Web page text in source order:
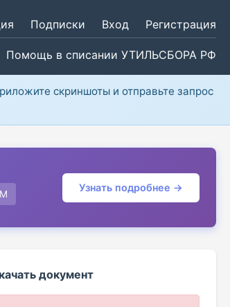
Подписки Вход Регистрация
Помощь в списании УТИЛЬСБОРА РФ
скриншоты и отправьте запрос
Узнать подробнее →
документ